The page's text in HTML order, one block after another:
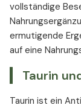
vollständige
ermutigende
auf eine
Taurin
Taurin ist ein